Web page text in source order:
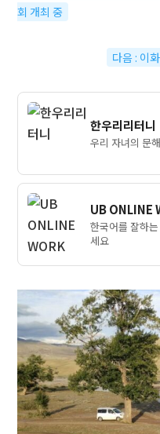
회 개최 중
다음 : 이
한우리리터니
우리 자녀의 문
UB ONLINE
한국어를 잘하
세요